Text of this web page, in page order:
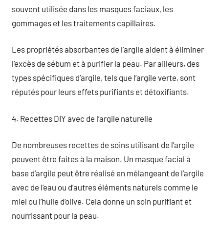
souvent utilisée dans les masques faciaux, les
gommages et les traitements capillaires.
Les propriétés absorbantes de l’argile aident à éliminer
l’excès de sébum et à purifier la peau. Par ailleurs, des
types spécifiques d’argile, tels que l’argile verte, sont
réputés pour leurs effets purifiants et détoxifiants.
4. Recettes DIY avec de l’argile naturelle
De nombreuses recettes de soins utilisant de l’argile
peuvent être faites à la maison. Un masque facial à
base d’argile peut être réalisé en mélangeant de l’argile
avec de l’eau ou d’autres éléments naturels comme le
miel ou l’huile d’olive. Cela donne un soin purifiant et
nourrissant pour la peau.